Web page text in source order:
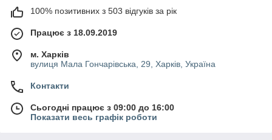
100% позитивних з 503 відгуків за рік
Працює з 18.09.2019
м. Харків
вулиця Мала Гончарівська, 29, Харків, Україна
Контакти
Сьогодні працює з 09:00 до 16:00
Показати весь графік роботи